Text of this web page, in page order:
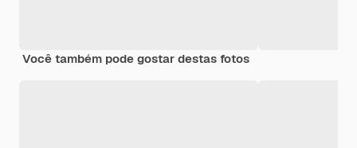
Você também pode gostar destas fotos